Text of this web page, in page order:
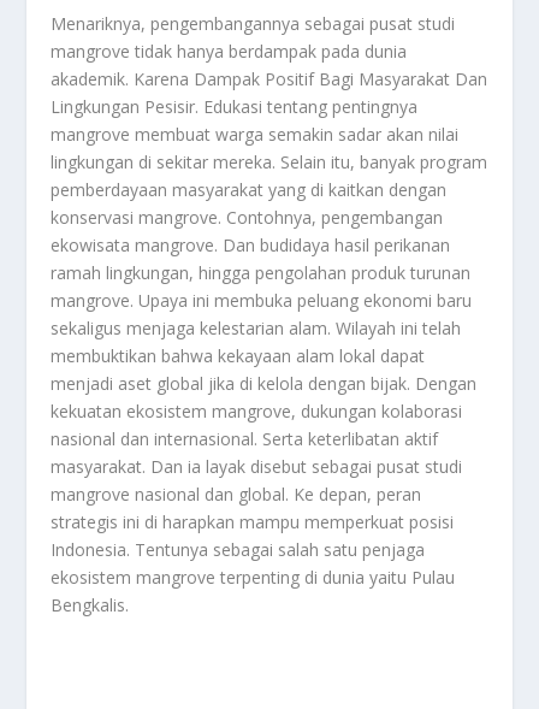
Menariknya, pengembangannya sebagai pusat studi
mangrove tidak hanya berdampak pada dunia
akademik. Karena Dampak Positif Bagi Masyarakat Dan
Lingkungan Pesisir. Edukasi tentang pentingnya
mangrove membuat warga semakin sadar akan nilai
lingkungan di sekitar mereka. Selain itu, banyak program
pemberdayaan masyarakat yang di kaitkan dengan
konservasi mangrove. Contohnya, pengembangan
ekowisata mangrove. Dan budidaya hasil perikanan
ramah lingkungan, hingga pengolahan produk turunan
mangrove. Upaya ini membuka peluang ekonomi baru
sekaligus menjaga kelestarian alam. Wilayah ini telah
membuktikan bahwa kekayaan alam lokal dapat
menjadi aset global jika di kelola dengan bijak. Dengan
kekuatan ekosistem mangrove, dukungan kolaborasi
nasional dan internasional. Serta keterlibatan aktif
masyarakat. Dan ia layak disebut sebagai pusat studi
mangrove nasional dan global. Ke depan, peran
strategis ini di harapkan mampu memperkuat posisi
Indonesia. Tentunya sebagai salah satu penjaga
ekosistem mangrove terpenting di dunia yaitu Pulau
Bengkalis.